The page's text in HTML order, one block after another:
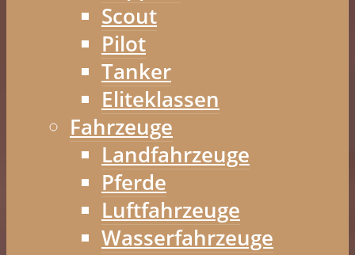
Scout
Pilot
Tanker
Eliteklassen
Fahrzeuge
Landfahrzeuge
Pferde
Luftfahrzeuge
Wasserfahrzeuge